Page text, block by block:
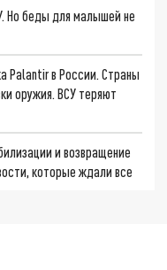
Но беды для малышей не
Palantir в России. Страны
оружия. ВСУ теряют
и возвращение
которые ждали все